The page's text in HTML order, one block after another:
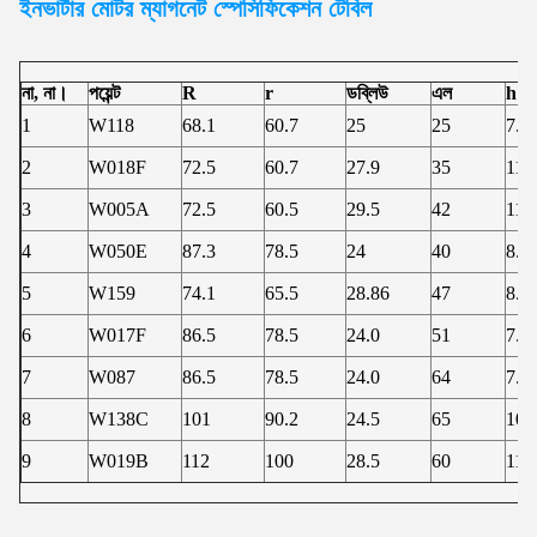
ইনভার্টার মোটর ম্যাগনেট স্পেসিফিকেশন টেবিল
না, না। পয়েন্ট R r ডব্লিউ এল
h
1
W118 68.1 60.7 25 25
2 W018F 72.5 60.7 27.9 35
3 W005A 72.5 60.5 29.5 42
4 W050E 87.3 78.5 24 40
5 W159 74.1 65.5 28.86 47
6 W017F 86.5 78.5 24.0 51
7 W087 86.5 78.5 24.0 64
8 W138C 101 90.2 24.5 65
9 W019B 112 100 28.5 60